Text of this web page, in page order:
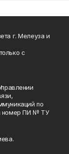
г. Мелеуза и
с
по
номер ПИ № ТУ